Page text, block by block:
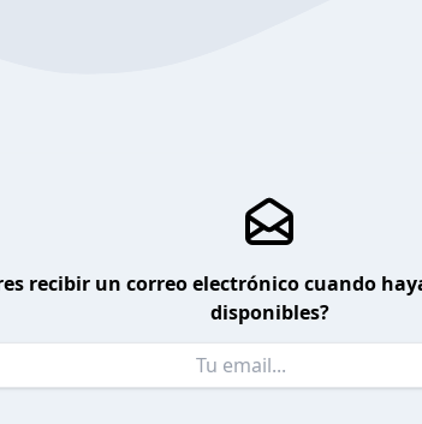
recibir un correo electrónico cuando
disponibles?